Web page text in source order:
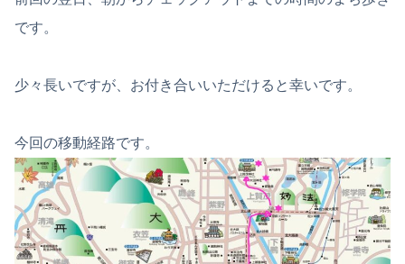
です。
少々長いですが、お付き合いいただけると幸いです。
今回の移動経路です。